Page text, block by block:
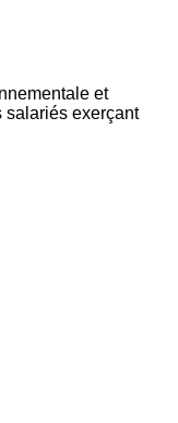
et
salariés exerçant